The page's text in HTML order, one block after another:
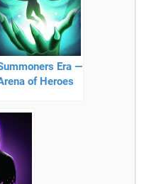
Era —
of Heroes